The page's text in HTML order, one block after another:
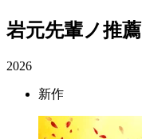
岩元先輩ノ推薦
2026
新作